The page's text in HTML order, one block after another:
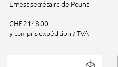
Ernest secrétaire de Pount
CHF 2148.00
y compris expédition / TVA